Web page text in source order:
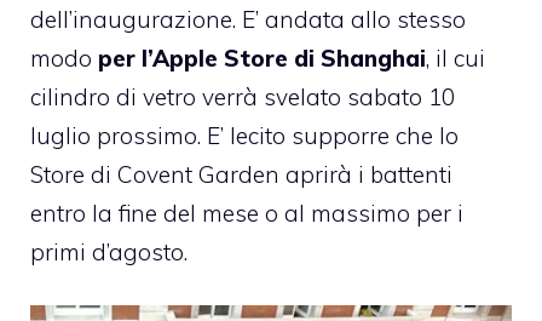
dell’inaugurazione. E’ andata allo stesso
modo per l’Apple Store di Shanghai, il cui
cilindro di vetro verrà svelato sabato 10
luglio prossimo. E’ lecito supporre che lo
Store di Covent Garden aprirà i battenti
entro la fine del mese o al massimo per i
primi d’agosto.